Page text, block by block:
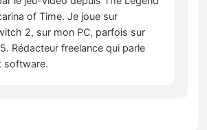
of Time. Je joue sur
2, sur mon PC, parfois sur
Rédacteur freelance qui parle
software.